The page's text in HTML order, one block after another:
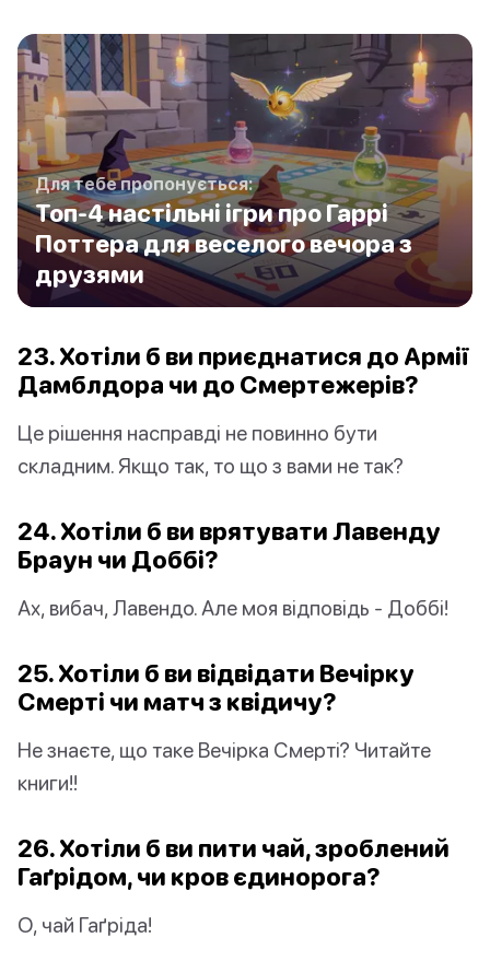
Для тебе пропонується:
Топ-4 настільні ігри про Гаррі
Поттера для веселого вечора з
друзями
23. Хотіли б ви приєднатися до Армії
Дамблдора чи до Смертежерів?
Це рішення насправді не повинно бути
складним. Якщо так, то що з вами не так?
24. Хотіли б ви врятувати Лавенду
Браун чи Доббі?
Ах, вибач, Лавендо. Але моя відповідь - Доббі!
25. Хотіли б ви відвідати Вечірку
Смерті чи матч з квідичу?
Не знаєте, що таке Вечірка Смерті? Читайте
книги!!
26. Хотіли б ви пити чай, зроблений
Гаґрідом, чи кров єдинорога?
О, чай Гаґріда!